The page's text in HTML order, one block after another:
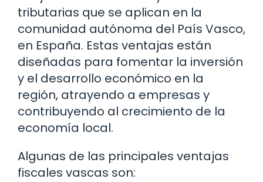
tributarias que se aplican en la
comunidad autónoma del País Vasco,
en España. Estas ventajas están
diseñadas para fomentar la inversión
y el desarrollo económico en la
región, atrayendo a empresas y
contribuyendo al crecimiento de la
economía local.
Algunas de las principales ventajas
fiscales vascas son: